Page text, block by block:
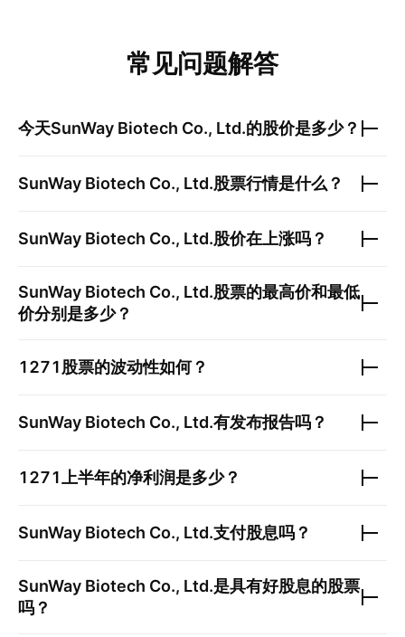
常见问题解答
今天SunWay Biotech Co., Ltd.的股价是多少？
SunWay Biotech Co., Ltd.股票行情是什么？
SunWay Biotech Co., Ltd.股价在上涨吗？
SunWay Biotech Co., Ltd.股票的最高价和最低
价分别是多少？
1271 股票的波动性如何？
SunWay Biotech Co., Ltd.有发布报告吗？
1271 上半年的净利润是多少？
SunWay Biotech Co., Ltd.支付股息吗？
SunWay Biotech Co., Ltd.是具有好股息的股票
吗？